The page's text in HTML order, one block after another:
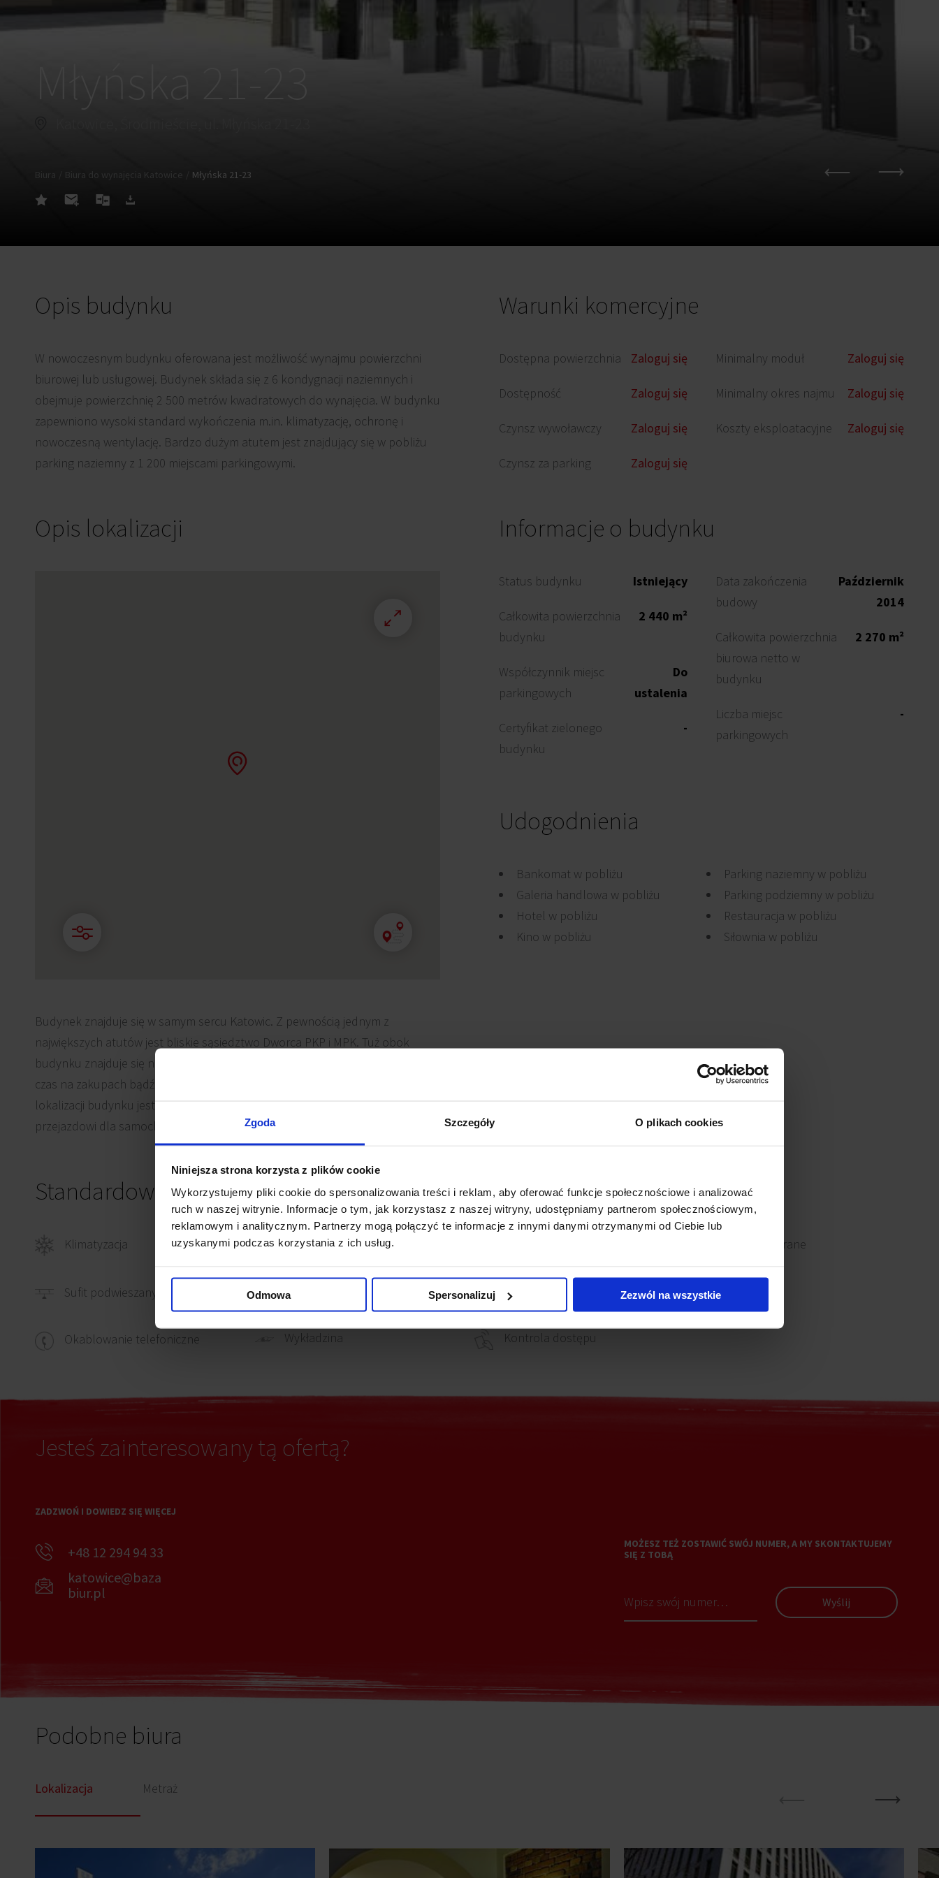
Zgoda Szczegóły O plikach cookies
Niniejsza strona korzysta z plików cookie
Wykorzystujemy pliki cookie do spersonalizowania treści i reklam, aby oferować funkcje społecznościowe i analizować
ruch w naszej witrynie. Informacje o tym, jak korzystasz z naszej witryny, udostępniamy partnerom społecznościowym,
reklamowym i analitycznym. Partnerzy mogą połączyć te informacje z innymi danymi otrzymanymi od Ciebie lub
uzyskanymi podczas korzystania z ich usług.
Odmowa Spersonalizuj Zezwól na wszystkie
Biura Biura do wynajęcia Katowice Młyńska 21-23
Opis budynku
W nowoczesnym budynku oferowana jest możliwość wynajmu powierzchni
biurowej lub usługowej. Budynek składa się z 6 kondygnacji naziemnych i
obejmuje powierzchnię 2 500 metrów kwadratowych do wynajęcia. W budynku
zapewniono wysoki standard wykończenia m.in. klimatyzację, ochronę i
nowoczesną wentylację. Bardzo dużym atutem jest znajdujący się w pobliżu
parking naziemny z 1 200 miejscami parkingowymi.
Opis lokalizacji
Budynek znajduje się w samym sercu Katowic. Z pewnością jednym z
największych atutów jest bliskie sąsiedztwo Dworca PKP i MPK. Tuż obok
budynku znajduje się nowoczesna Galeria Katowicka, gdzie można spędzić
czas na zakupach bądź zjeść posiłek w jednej z wielu restauracji. Dużą zaletą
lokalizacji budynku jest możliwość podjechania bliżej dzięki podziemnemu
przejazdowi dla samochodów.
Warunki komercyjne
Dostępna powierzchnia Zaloguj się
Dostępność Zaloguj się
Czynsz wywoławczy Zaloguj się
Czynsz za parking Zaloguj się
Minimalny moduł Zaloguj się
Minimalny okres najmu Zaloguj się
Koszty eksploatacyjne Zaloguj się
Informacje o budynku
Status budynku Istniejący
Całkowita powierzchnia
budynku
2 440 m²
Współczynnik miejsc
parkingowych
Do
ustalenia
Certyfikat zielonego
budynku
-
Data zakończenia
budowy
Październik
2014
Całkowita powierzchnia
biurowa netto w
budynku
2 270 m²
Liczba miejsc
parkingowych
-
Udogodnienia
Bankomat w pobliżu
Galeria handlowa w pobliżu
Hotel w pobliżu
Kino w pobliżu
Parking naziemny w pobliżu
Parking podziemny w pobliżu
Restauracja w pobliżu
Siłownia w pobliżu
Standardowe wykończenie
Klimatyzacja
Sufit podwieszany
Okablowanie telefoniczne
Okablowanie komputerowe
Okablowanie elektryczne
Wykładzina
Ochrona
Kontrola dostępu
Okna otwierane
Jesteś zainteresowany tą ofertą?
ZADZWOŃ I DOWIEDZ SIĘ WIĘCEJ
+48 12 294 94 33
katowice@baza
biur.pl
MOŻESZ TEŻ ZOSTAWIĆ SWÓJ NUMER, A MY SKONTAKTUJEMY
SIĘ Z TOBĄ
Wyślij
Podobne biura
Lokalizacja Metraż